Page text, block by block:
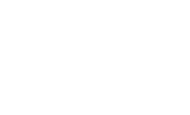
方， 是
”的特殊能力。这些特殊能力者由于生
（クロエ）。不器用で人との交流を